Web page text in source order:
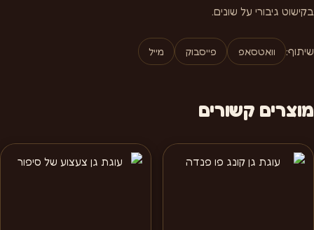
בקישוט גיבורי על שונים.
שיתוף: וואטסאפ פייסבוק מייל
מוצרים קשורים